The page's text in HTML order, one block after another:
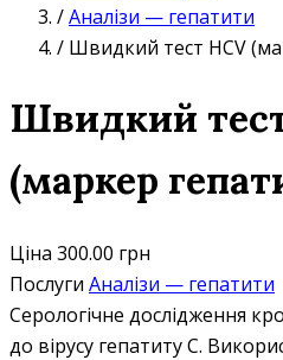
/Аналізи — гепатити
/ Швидкий тест HCV
Швидкий
(маркер
Ціна 300.00 грн
Послуги Аналізи — гепатити
Серологічне дослідження
до вірусу гепатиту C.